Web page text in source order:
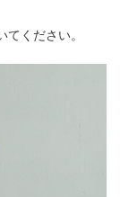
ください。